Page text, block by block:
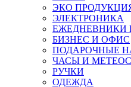
ЭКО
ЭЛЕКТРОНИКА
ЕЖЕДНЕВНИКИ
БИЗНЕС И ОФИС
ПОДАРОЧНЫЕ
ЧАСЫ И
РУЧКИ
ОДЕЖДА